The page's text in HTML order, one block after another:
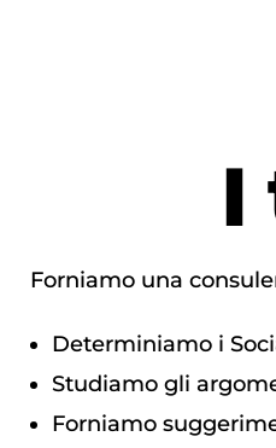
I
Forniamo una
Determiniamo i
Studiamo gli
Forniamo